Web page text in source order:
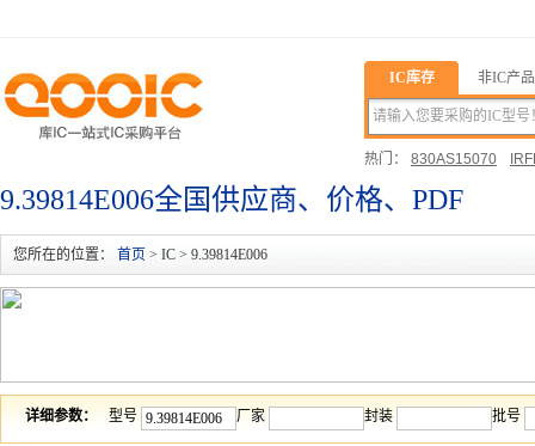
IC库存 非IC产品
热门： 830AS15070
03452QS7X
9.39814E006全国供应商、价格、PDF
您所在的位置： 首页 > IC > 9.39814E006
详细参数： 型号 厂家 封装 批号